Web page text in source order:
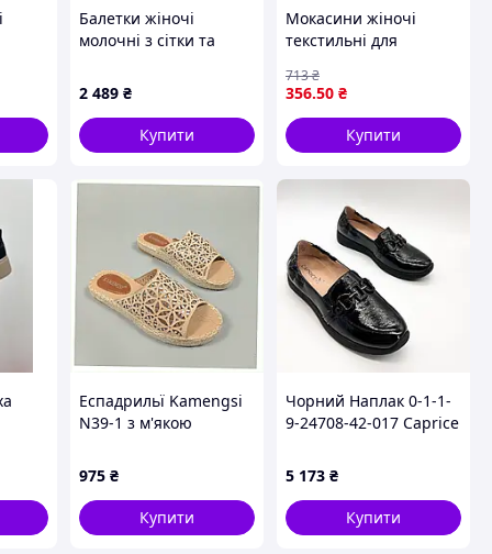
Балетки жіночі
молочні з сітки та
2 489 ₴
Купити
Мокасини жіночі
текстильні для
носіння з ПВХ
підошвою комфортне
взуття
356.50 ₴
713₴
Купити
Еспадрильї Kamengsi
N39-1 з м'якою
975 ₴
Купити
Чорний Наплак 0-1-1-
9-24708-42-017 Caprice
5 173 ₴
Купити